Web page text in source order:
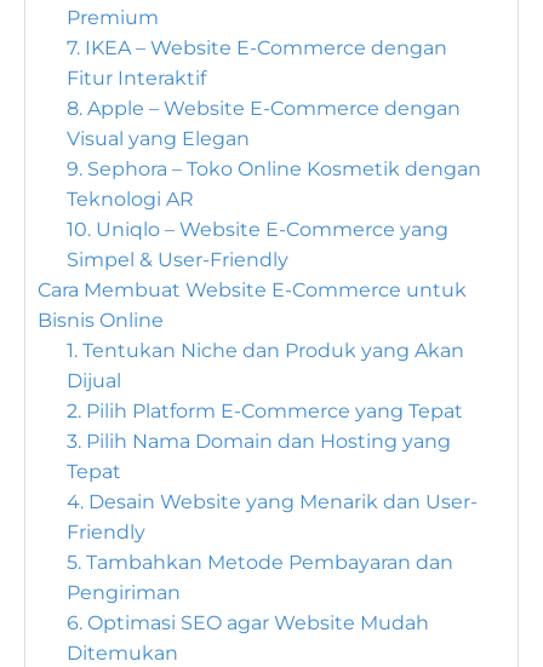
Premium
7. IKEA – Website E-Commerce dengan
Fitur Interaktif
8. Apple – Website E-Commerce dengan
Visual yang Elegan
9. Sephora – Toko Online Kosmetik dengan
Teknologi AR
10. Uniqlo – Website E-Commerce yang
Simpel & User-Friendly
Cara Membuat Website E-Commerce untuk
Bisnis Online
1. Tentukan Niche dan Produk yang Akan
Dijual
2. Pilih Platform E-Commerce yang Tepat
3. Pilih Nama Domain dan Hosting yang
Tepat
4. Desain Website yang Menarik dan User-
Friendly
5. Tambahkan Metode Pembayaran dan
Pengiriman
6. Optimasi SEO agar Website Mudah
Ditemukan